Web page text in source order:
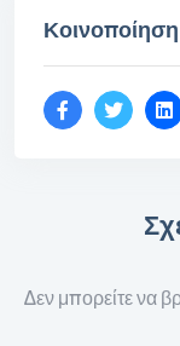
Κοινοποίηση
Δεν μπορείτε να